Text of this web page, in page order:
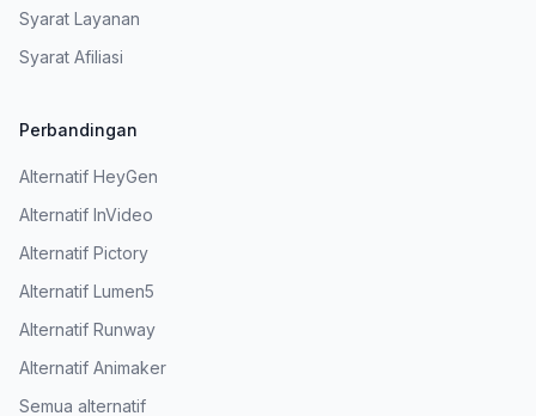
Syarat Layanan
Syarat Afiliasi
Perbandingan
Alternatif HeyGen
Alternatif InVideo
Alternatif Pictory
Alternatif Lumen5
Alternatif Runway
Alternatif Animaker
Semua alternatif